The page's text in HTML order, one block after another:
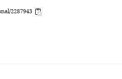
2287943